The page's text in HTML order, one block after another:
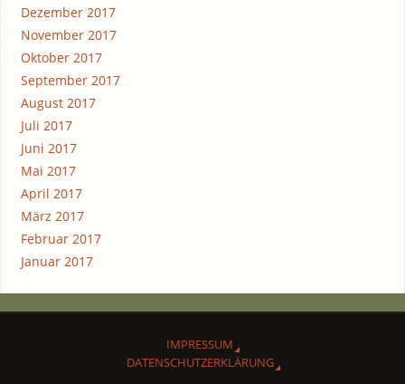
Dezember 2017
November 2017
Oktober 2017
September 2017
August 2017
Juli 2017
Juni 2017
Mai 2017
April 2017
März 2017
Februar 2017
Januar 2017
IMPRES­SUM
DATEN­SCHUTZ­ER­KLÄ­RUNG